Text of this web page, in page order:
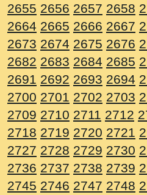
2655 2656 2657 2658
2664 2665 2666 2667
2673 2674 2675 2676
2682 2683 2684 2685
2691 2692 2693 2694
2700 2701 2702 2703
2709 2710 2711 2712
2718 2719 2720 2721
2727 2728 2729 2730
2736 2737 2738 2739
2745 2746 2747 2748